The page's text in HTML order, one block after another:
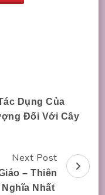
Dụng Của
Đối Với Cây
Next Post
– Thiên
Nhất